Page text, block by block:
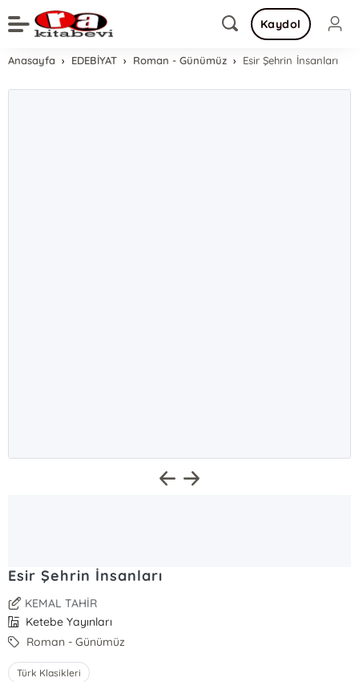
Kaydol
Anasayfa EDEBİYAT Roman - Günümüz Esir Şehrin İnsanları
Esir Şehrin İnsanları
KEMAL TAHİR
Ketebe Yayınları
Roman - Günümüz
Türk Klasikleri